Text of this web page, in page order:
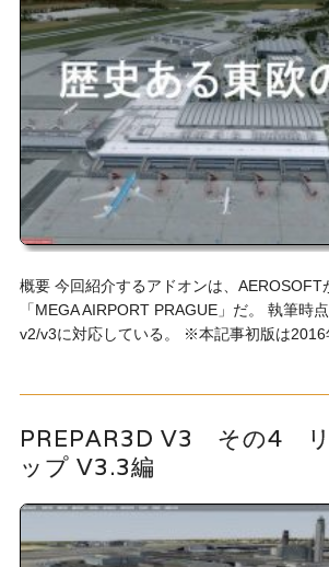
概要 今回紹介するアドオンは、AEROSOFT
「MEGA AIRPORT PRAGUE」だ。 執筆時
v2/v3に対応している。 ※本記事初版は2016
PREPAR3D V3 その4 リ
ップ V3.3編